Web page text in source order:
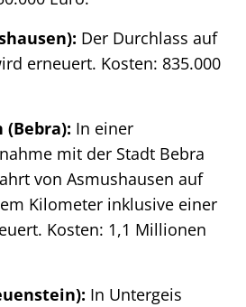
Der Durchlass auf
erneuert. Kosten: 835.000
(Bebra): In einer
mit der Stadt Bebra
von Asmushausen auf
Kilometer inklusive einer
Kosten: 1,1 Millionen
In Untergeis